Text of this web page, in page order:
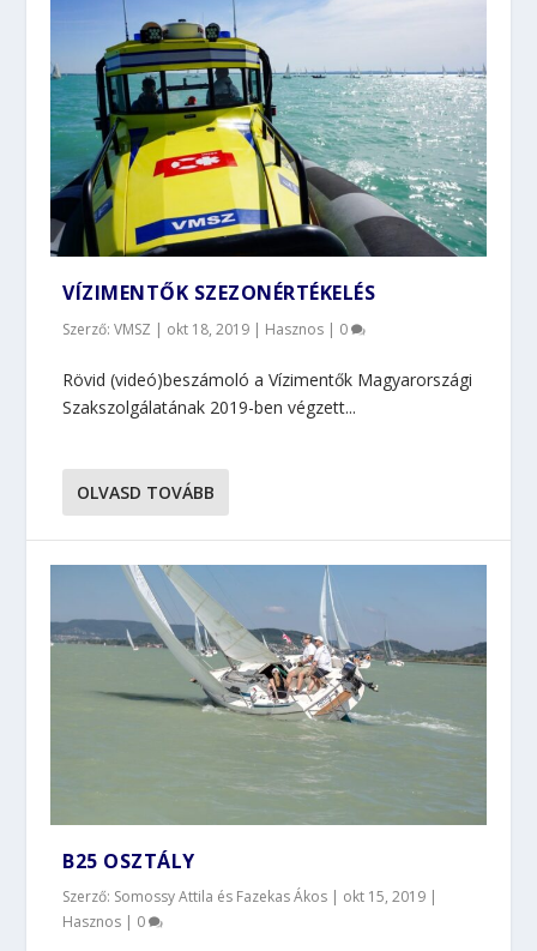
VÍZIMENTŐK SZEZONÉRTÉKELÉS
Szerző: VMSZ | okt 18, 2019 | Hasznos | 0
Rövid (videó)beszámoló a Vízimentők Magyarországi
Szakszolgálatának 2019-ben végzett...
OLVASD TOVÁBB
B25 OSZTÁLY
Szerző: Somossy Attila és Fazekas Ákos | okt 15, 2019 |
Hasznos | 0